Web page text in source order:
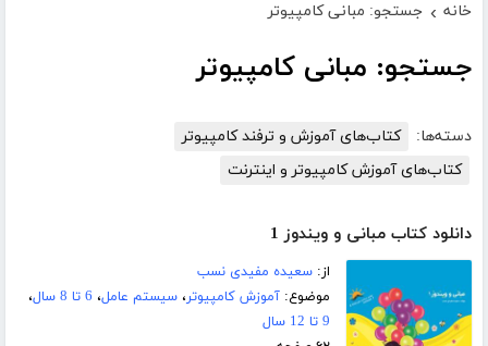
خانه › جستجو: مبانی کامپیوتر
جستجو: مبانی کامپیوتر
دسته‌ها:
کتاب‌های آموزش و ترفند کامپیوتر
کتاب‌های آموزش کامپیوتر و اینترنت
دانلود کتاب مبانی و ویندوز 1
از:سعیده مفیدی نسب
موضوع:آموزش کامپیوتر،سیستم عامل، 6 تا 8 سال
،
9 تا 12 سال